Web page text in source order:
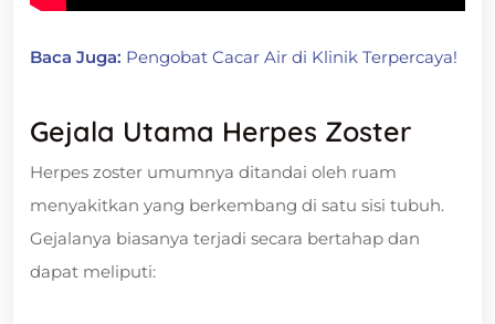
Baca Juga: Pengobat Cacar Air di Klinik Terpercaya!
Gejala Utama Herpes Zoster
Herpes zoster umumnya ditandai oleh ruam
menyakitkan yang berkembang di satu sisi tubuh.
Gejalanya biasanya terjadi secara bertahap dan
dapat meliputi: